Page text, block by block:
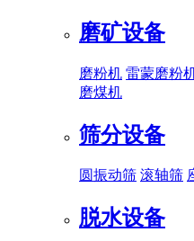
磨矿设备
磨粉机 雷蒙磨粉
磨煤机
筛分设备
圆振动筛 滚轴筛
脱水设备